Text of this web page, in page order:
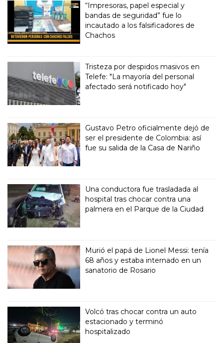
“Impresoras, papel especial y
bandas de seguridad” fue lo
incautado a los falsificadores de
Chachos
Tristeza por despidos masivos en
Telefe: "La mayoría del personal
afectado será notificado hoy"
Gustavo Petro oficialmente dejó de
ser el presidente de Colombia: así
fue su salida de la Casa de Nariño
Una conductora fue trasladada al
hospital tras chocar contra una
palmera en el Parque de la Ciudad
Murió el papá de Lionel Messi: tenía
68 años y estaba internado en un
sanatorio de Rosario
Volcó tras chocar contra un auto
estacionado y terminó
hospitalizado